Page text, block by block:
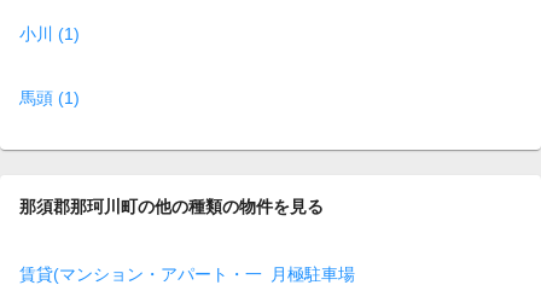
小川 (1)
馬頭 (1)
那須郡那珂川町の他の種類の物件を見る
賃貸(マンション・アパート・一
月極駐車場